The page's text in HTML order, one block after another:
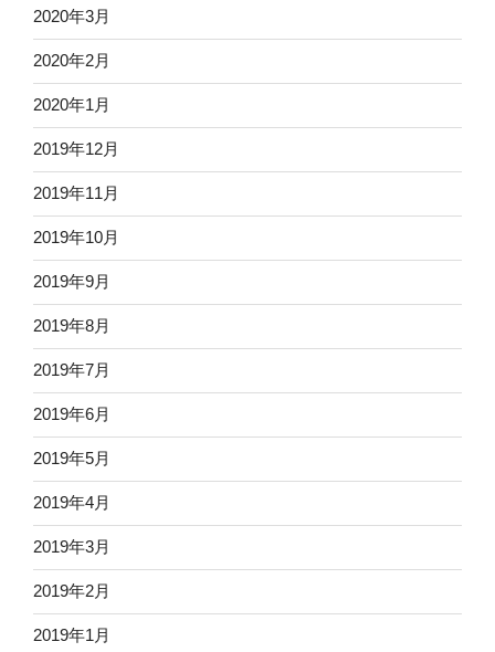
2020年3月
2020年2月
2020年1月
2019年12月
2019年11月
2019年10月
2019年9月
2019年8月
2019年7月
2019年6月
2019年5月
2019年4月
2019年3月
2019年2月
2019年1月